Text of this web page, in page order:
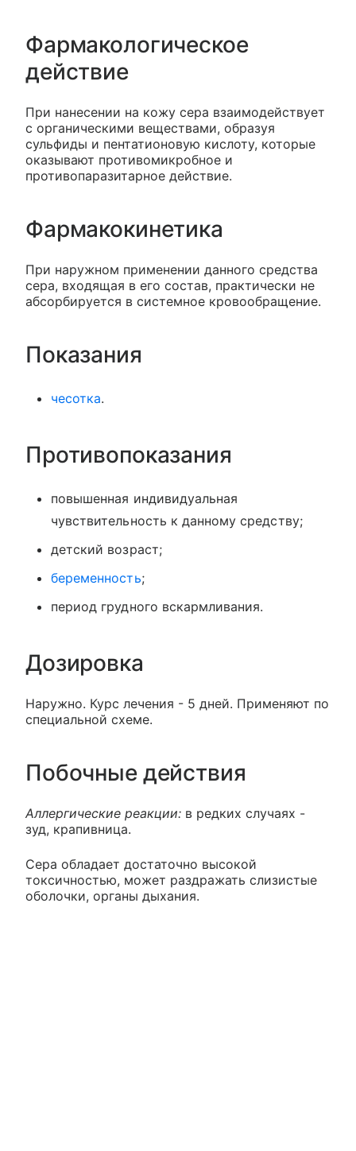
Фармакологическое
действие
При нанесении на кожу сера взаимодействует
с органическими веществами, образуя
сульфиды и пентатионовую кислоту, которые
оказывают противомикробное и
противопаразитарное действие.
Фармакокинетика
При наружном применении данного средства
сера, входящая в его состав, практически не
абсорбируется в системное кровообращение.
Показания
чесотка.
Противопоказания
повышенная индивидуальная
чувствительность к данному средству;
детский возраст;
беременность;
период грудного вскармливания.
Дозировка
Наружно. Курс лечения - 5 дней. Применяют по
специальной схеме.
Побочные действия
Аллергические реакции: в редких случаях -
зуд, крапивница.
Сера обладает достаточно высокой
токсичностью, может раздражать слизистые
оболочки, органы дыхания.